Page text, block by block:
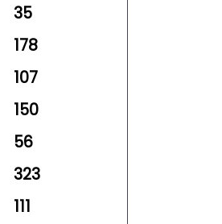
35
178
107
150
56
323
111